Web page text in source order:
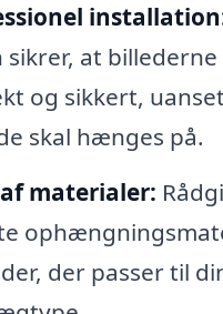
sikrer, at
og sikkert,
skal hænges på.
materialer:
der passer til